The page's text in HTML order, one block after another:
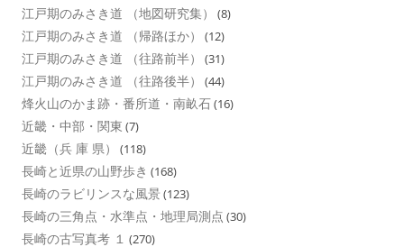
江戸期のみさき道 （地図研究集） (8)
江戸期のみさき道 （帰路ほか） (12)
江戸期のみさき道 （往路前半） (31)
江戸期のみさき道 （往路後半） (44)
烽火山のかま跡・番所道・南畝石(16)
近畿・中部・関東 (7)
近畿（兵 庫 県） (118)
長崎と近県の山野歩き (168)
長崎のラビリンスな風景 (123)
長崎の三角点・水準点・地理局測点 (30)
長崎の古写真考 １ (270)